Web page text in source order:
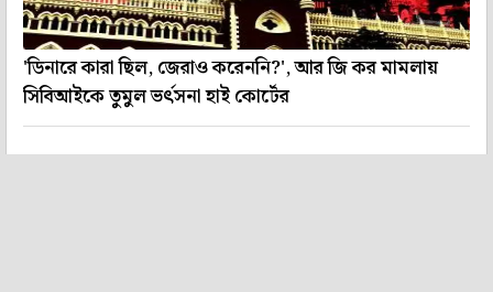
'ডিনারে কারা ছিল, জেরাও করেননি?', আর জি কর মামলায়
সিবিআইকে তুমুল ভর্ৎসনা হাই কোর্টের